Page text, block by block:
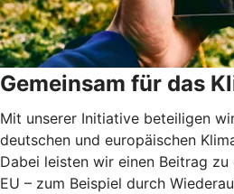
Gemeinsam für das
Mit unserer Initiative beteiligen
deutschen und europäischen
Dabei leisten wir einen Beitrag
EU – zum Beispiel durch